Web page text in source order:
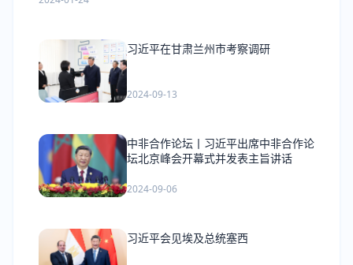
习近平在甘肃兰州市考察调研
2024-09-13
中非合作论坛丨习近平出席中非合作论
坛北京峰会开幕式并发表主旨讲话
2024-09-06
习近平会见埃及总统塞西